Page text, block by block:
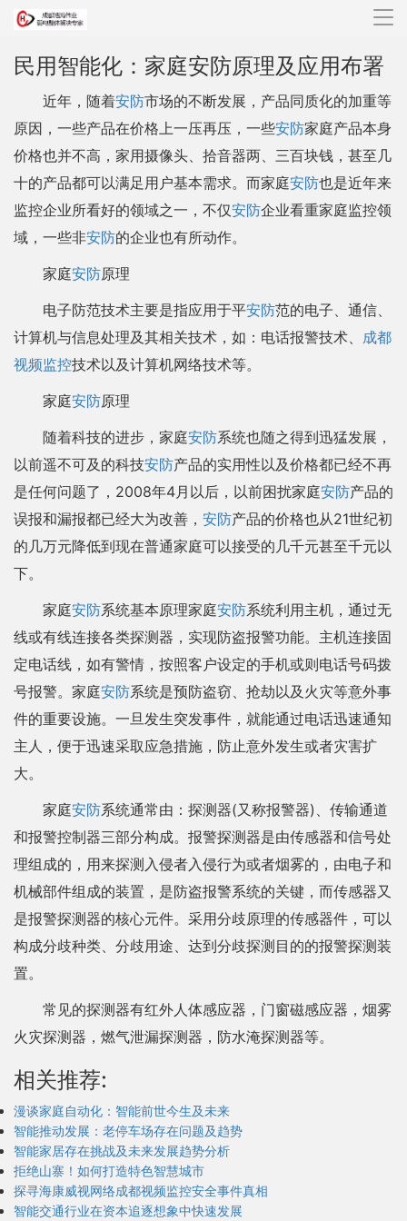
导
民用智能化：家庭安防原理及应用布署
近年，随着安防市场的不断发展，产品同质化的加重等
原因，一些产品在价格上一压再压，一些安防家庭产品本身
价格也并不高，家用摄像头、拾音器两、三百块钱，甚至几
十的产品都可以满足用户基本需求。而家庭安防也是近年来
监控企业所看好的领域之一，不仅安防企业看重家庭监控领
域，一些非安防的企业也有所动作。
家庭安防原理
电子防范技术主要是指应用于平安防范的电子、通信、
计算机与信息处理及其相关技术，如：电话报警技术、 成都
视频监控技术以及计算机网络技术等。
家庭安防原理
随着科技的进步，家庭安防系统也随之得到迅猛发展，
以前遥不可及的科技安防产品的实用性以及价格都已经不再
是任何问题了，2008年4月以后，以前困扰家庭安防产品的
误报和漏报都已经大为改善， 安防产品的价格也从21世纪初
的几万元降低到现在普通家庭可以接受的几千元甚至千元以
下。
家庭安防系统基本原理家庭安防系统利用主机，通过无
线或有线连接各类探测器，实现防盗报警功能。主机连接固
定电话线，如有警情，按照客户设定的手机或则电话号码拨
号报警。家庭安防系统是预防盗窃、抢劫以及火灾等意外事
件的重要设施。一旦发生突发事件，就能通过电话迅速通知
主人，便于迅速采取应急措施，防止意外发生或者灾害扩
大。
家庭安防系统通常由：探测器(又称报警器)、传输通道
和报警控制器三部分构成。报警探测器是由传感器和信号处
理组成的，用来探测入侵者入侵行为或者烟雾的，由电子和
机械部件组成的装置，是防盗报警系统的关键，而传感器又
是报警探测器的核心元件。采用分歧原理的传感器件，可以
构成分歧种类、分歧用途、达到分歧探测目的的报警探测装
置。
常见的探测器有红外人体感应器，门窗磁感应器，烟雾
火灾探测器，燃气泄漏探测器，防水淹探测器等。
相关推荐:
漫谈家庭自动化：智能前世今生及未来
智能推动发展：老停车场存在问题及趋势
智能家居存在挑战及未来发展趋势分析
拒绝山寨！如何打造特色智慧城市
探寻海康威视网络成都视频监控安全事件真相
智能交通行业在资本追逐想象中快速发展